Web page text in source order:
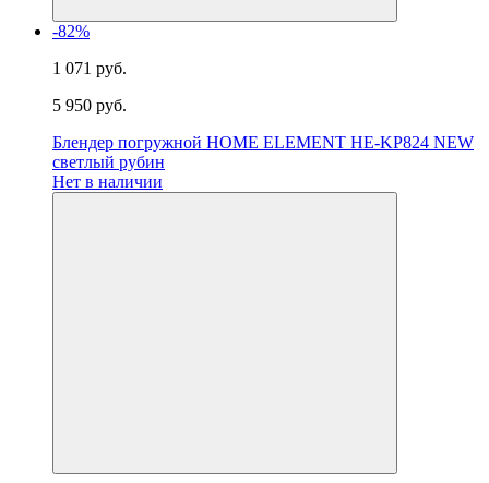
-82%
1 071 руб.
5 950 руб.
Блендер погружной HOME ELEMENT HE-KP824 NEW
светлый рубин
Нет в наличии